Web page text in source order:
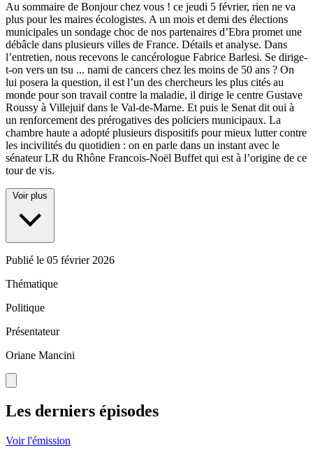
Au sommaire de Bonjour chez vous ! ce jeudi 5 février, rien ne va
plus pour les maires écologistes. A un mois et demi des élections
municipales un sondage choc de nos partenaires d’Ebra promet une
débâcle dans plusieurs villes de France. Détails et analyse. Dans
l’entretien, nous recevons le cancérologue Fabrice Barlesi. Se dirige-
t-on vers un tsu ... nami de cancers chez les moins de 50 ans ? On
lui posera la question, il est l’un des chercheurs les plus cités au
monde pour son travail contre la maladie, il dirige le centre Gustave
Roussy à Villejuif dans le Val-de-Marne. Et puis le Senat dit oui à
un renforcement des prérogatives des policiers municipaux. La
chambre haute a adopté plusieurs dispositifs pour mieux lutter contre
les incivilités du quotidien : on en parle dans un instant avec le
sénateur LR du Rhône Francois-Noël Buffet qui est à l’origine de ce
tour de vis.
Voir plus
Publié le 05 février 2026
Thématique
Politique
Présentateur
Oriane Mancini
Les derniers épisodes
Voir l'émission